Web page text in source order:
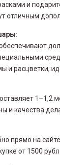
и
отличным
расцветки,
1–1,2
и качества
прямо на
от 1500